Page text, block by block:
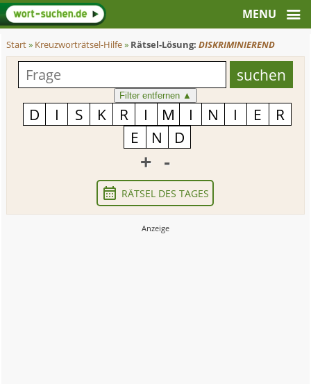
Start» Kreuzworträtsel-Hilfe» Rätsel-Lösung:DISKRIMINIEREND
Filter entfernen ▲
+ -
RÄTSEL DES TAGES